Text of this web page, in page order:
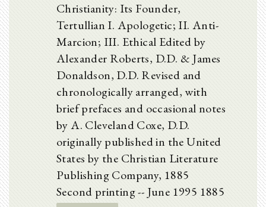
Christianity: Its Founder,
Tertullian I. Apologetic; II. Anti-
Marcion; III. Ethical Edited by
Alexander Roberts, D.D. & James
Donaldson, D.D. Revised and
chronologically arranged, with
brief prefaces and occasional notes
by A. Cleveland Coxe, D.D.
originally published in the United
States by the Christian Literature
Publishing Company, 1885
Second printing -- June 1995 1885